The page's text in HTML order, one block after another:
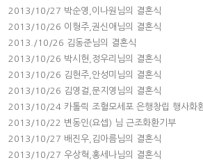
2013/10/27 박순영,이나원님의 결혼식
2013/10/26 이형주,권신애님의 결혼식
2013./10/26 김동준님의 결혼식
2013/10/26 박시현,정우리님의 결혼식
2013/10/26 김현주,안성미님의 결혼식
2013/10/26 김영걸,문지영님의 결혼식
2013/10/24 카톨릭 조혈모세포 은행창립 행사화
2013/10/22 변동인(요셉) 님 근조화환기부
2013/10/27 배진우,김아름님의 결혼식
2013/10/27 우상혁,홍세나님의 결혼식